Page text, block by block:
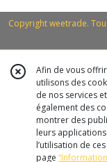
Copyright weetrade.
Afin de vous
utilisons des
de nos services
également des
montrer des
leurs
l’utilisation de
page